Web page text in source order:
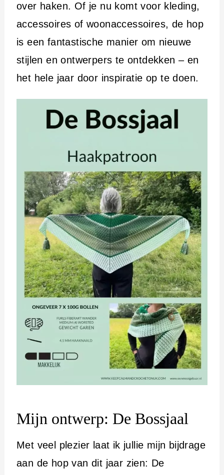
over haken. Of je nu komt voor kleding,
accessoires of woonaccessoires, de hop
is een fantastische manier om nieuwe
stijlen en ontwerpers te ontdekken – en
het hele jaar door inspiratie op te doen.
Mijn ontwerp: De Bossjaal
Met veel plezier laat ik jullie mijn bijdrage
aan de hop van dit jaar zien: De